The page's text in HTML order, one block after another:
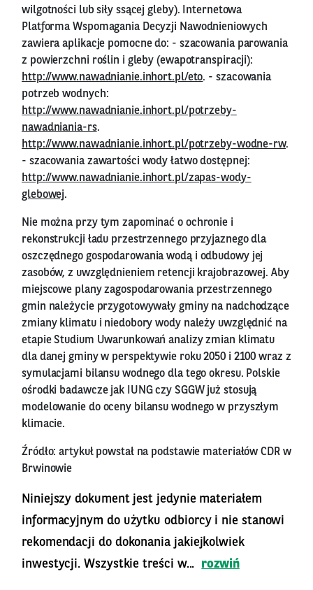
wilgotności lub siły ssącej gleby). Internetowa
Platforma Wspomagania Decyzji Nawodnieniowych
zawiera aplikacje pomocne do: - szacowania parowania
z powierzchni roślin i gleby (ewapotranspiracji):
http://www.nawadnianie.inhort.pl/eto. - szacowania
potrzeb wodnych:
http://www.nawadnianie.inhort.pl/potrzeby-
nawadniania-rs.
http://www.nawadnianie.inhort.pl/potrzeby-wodne-rw.
- szacowania zawartości wody łatwo dostępnej:
http://www.nawadnianie.inhort.pl/zapas-wody-
glebowej.
Nie można przy tym zapominać o ochronie i
rekonstrukcji ładu przestrzennego przyjaznego dla
oszczędnego gospodarowania wodą i odbudowy jej
zasobów, z uwzględnieniem retencji krajobrazowej. Aby
miejscowe plany zagospodarowania przestrzennego
gmin należycie przygotowywały gminy na nadchodzące
zmiany klimatu i niedobory wody należy uwzględnić na
etapie Studium Uwarunkowań analizy zmian klimatu
dla danej gminy w perspektywie roku 2050 i 2100 wraz z
symulacjami bilansu wodnego dla tego okresu. Polskie
ośrodki badawcze jak IUNG czy SGGW już stosują
modelowanie do oceny bilansu wodnego w przyszłym
klimacie.
Źródło: artykuł powstał na podstawie materiałów CDR w
Brwinowie
Niniejszy dokument jest jedynie materiałem
informacyjnym do użytku odbiorcy i nie stanowi
rekomendacji do dokonania jakiejkolwiek
inwestycji. Wszystkie treści w...
rozwiń